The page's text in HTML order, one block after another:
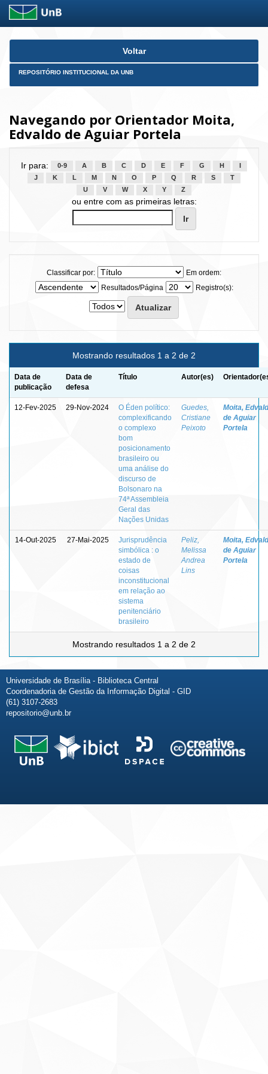
Skip
Voltar
REPOSITÓRIO INSTITUCIONAL DA UNB
Navegando por Orientador Moita,
Edvaldo de Aguiar Portela
Ir para: 0-9 A B C D E F G H
J
K L M N O P Q R S
T
U
V W X Y Z
ou entre com as primeiras letras:
Classificar por:
Em ordem:
Resultados/Página
Registro(s):
Mostrando resultados 1 a 2 de 2
Data de
publicação
Data de
defesa
Título Autor(es)
12-Fev-2025 29-Nov-2024
O Éden político:
complexificando
o complexo
bom
posicionamento
brasileiro ou
uma análise do
discurso de
Bolsonaro na
74ª Assembleia
Geral das
Nações Unidas
Guedes,
Cristiane
Peixoto
Moita,
de Aguiar
Portela
14-Out-2025 27-Mai-2025
Jurisprudência
simbólica : o
estado de
coisas
inconstitucional
em relação ao
sistema
penitenciário
brasileiro
Peliz,
Melissa
Andrea
Lins
Moita,
de Aguiar
Portela
Mostrando resultados 1 a 2 de 2
Universidade de Brasília - Biblioteca Central
Coordenadoria de Gestão da Informação Digital - GID
(61) 3107-2683
repositorio@unb.br